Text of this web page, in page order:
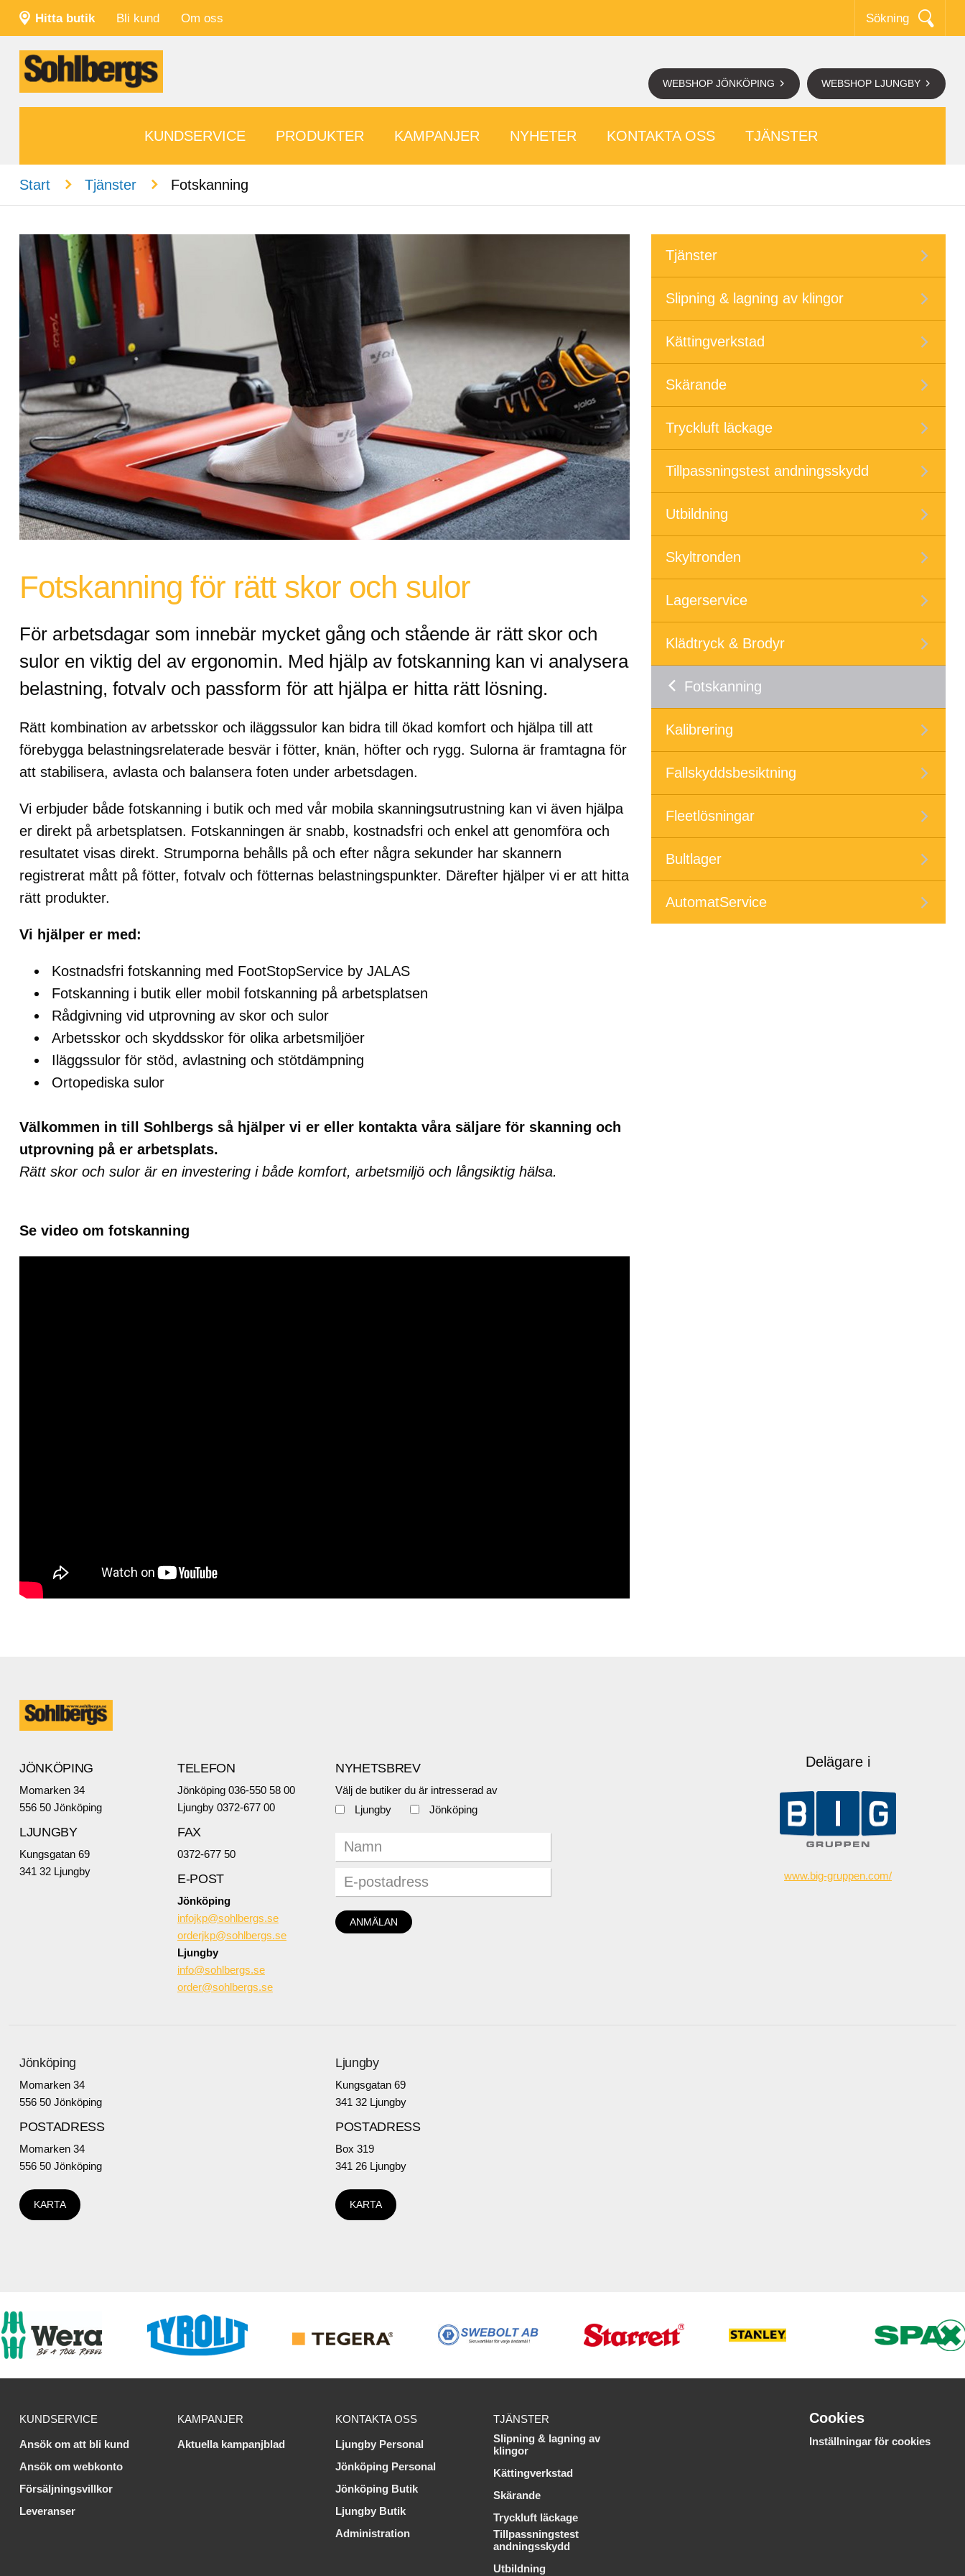
Hitta butik Bli kund Om oss Sökning
WEBSHOP LJUNGBY
WEBSHOP JÖNKÖPING
KUNDSERVICE PRODUKTER KAMPANJER NYHETER KONTAKTA OSS TJÄNSTER
Start n Tjänster n Fotskanning
Fotskanning för rätt skor och sulor
För arbetsdagar som innebär mycket gång och stående är rätt skor och
sulor en viktig del av ergonomin. Med hjälp av fotskanning kan vi analysera
belastning, fotvalv och passform för att hjälpa er hitta rätt lösning.
Rätt kombination av arbetsskor och iläggssulor kan bidra till ökad komfort och hjälpa till att
förebygga belastningsrelaterade besvär i fötter, knän, höfter och rygg. Sulorna är framtagna för
att stabilisera, avlasta och balansera foten under arbetsdagen.
Vi erbjuder både fotskanning i butik och med vår mobila skanningsutrustning kan vi även hjälpa
er direkt på arbetsplatsen. Fotskanningen är snabb, kostnadsfri och enkel att genomföra och
resultatet visas direkt. Strumporna behålls på och efter några sekunder har skannern
registrerat mått på fötter, fotvalv och fötternas belastningspunkter. Därefter hjälper vi er att hitta
rätt produkter.
Vi hjälper er med:
Kostnadsfri fotskanning med FootStopService by JALAS
Fotskanning i butik eller mobil fotskanning på arbetsplatsen
Rådgivning vid utprovning av skor och sulor
Arbetsskor och skyddsskor för olika arbetsmiljöer
Iläggssulor för stöd, avlastning och stötdämpning
Ortopediska sulor
Välkommen in till Sohlbergs så hjälper vi er eller kontakta våra säljare för skanning och
utprovning på er arbetsplats.
Rätt skor och sulor är en investering i både komfort, arbetsmiljö och långsiktig hälsa.
Se video om fotskanning
Tjänster
Slipning & lagning av klingor
Kättingverkstad
Skärande
Tryckluft läckage
Tillpassningstest andningsskydd
Utbildning
Skyltronden
Lagerservice
Klädtryck & Brodyr
Fotskanning
Kalibrering
Fallskyddsbesiktning
Fleetlösningar
Bultlager
AutomatService
JÖNKÖPING
Momarken 34
556 50 Jönköping
LJUNGBY
Kungsgatan 69
341 32 Ljungby
TELEFON
Jönköping 036-550 58 00
Ljungby 0372-677 00
FAX
0372-677 50
E-POST
Jönköping
infojkp@sohlbergs.se
orderjkp@sohlbergs.se
Ljungby
info@sohlbergs.se
order@sohlbergs.se
NYHETSBREV
Välj de butiker du är intresserad av
Ljungby
Jönköping
Delägare i
www.big-gruppen.com/
Jönköping
Momarken 34
556 50 Jönköping
POSTADRESS
Momarken 34
556 50 Jönköping
KARTA
Ljungby
Kungsgatan 69
341 32 Ljungby
POSTADRESS
Box 319
341 26 Ljungby
KARTA
KUNDSERVICE
Ansök om att bli kund
Ansök om webkonto
Försäljningsvillkor
Leveranser
KAMPANJER
Aktuella kampanjblad
KONTAKTA OSS
Ljungby Personal
Jönköping Personal
Jönköping Butik
Ljungby Butik
Administration
TJÄNSTER
Slipning & lagning av
klingor
Kättingverkstad
Skärande
Tryckluft läckage
Tillpassningstest
andningsskydd
Utbildning
Cookies
Inställningar för cookies